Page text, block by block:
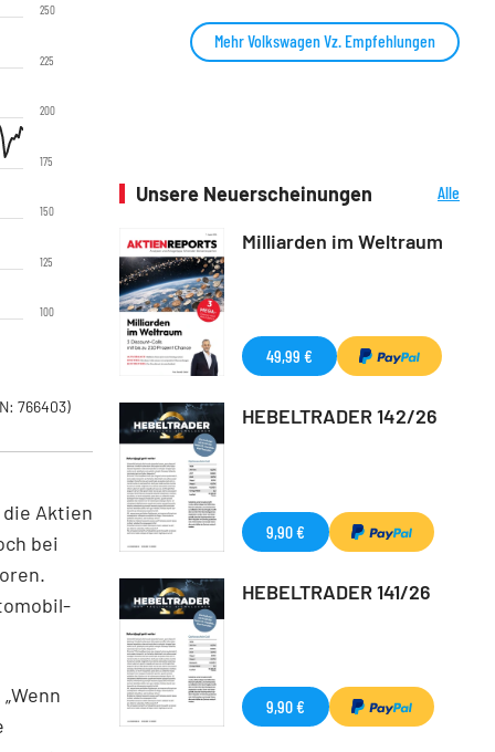
100
125
150
175
200
225
250
766403)
Aktien
bei
Mehr Volkswagen Vz. Empfehlungen
Unsere Neuerscheinungen
Alle
Milliarden im Weltraum
49,99 €
HEBELTRADER 142/26
9,90 €
HEBELTRADER 141/26
9,90 €